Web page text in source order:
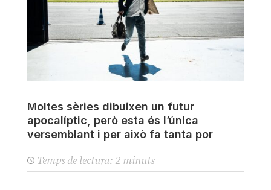
Moltes sèries dibuixen un futur
apocalíptic, però esta és l’única
versemblant i per això fa tanta por
Temps de lectura: 2 minuts